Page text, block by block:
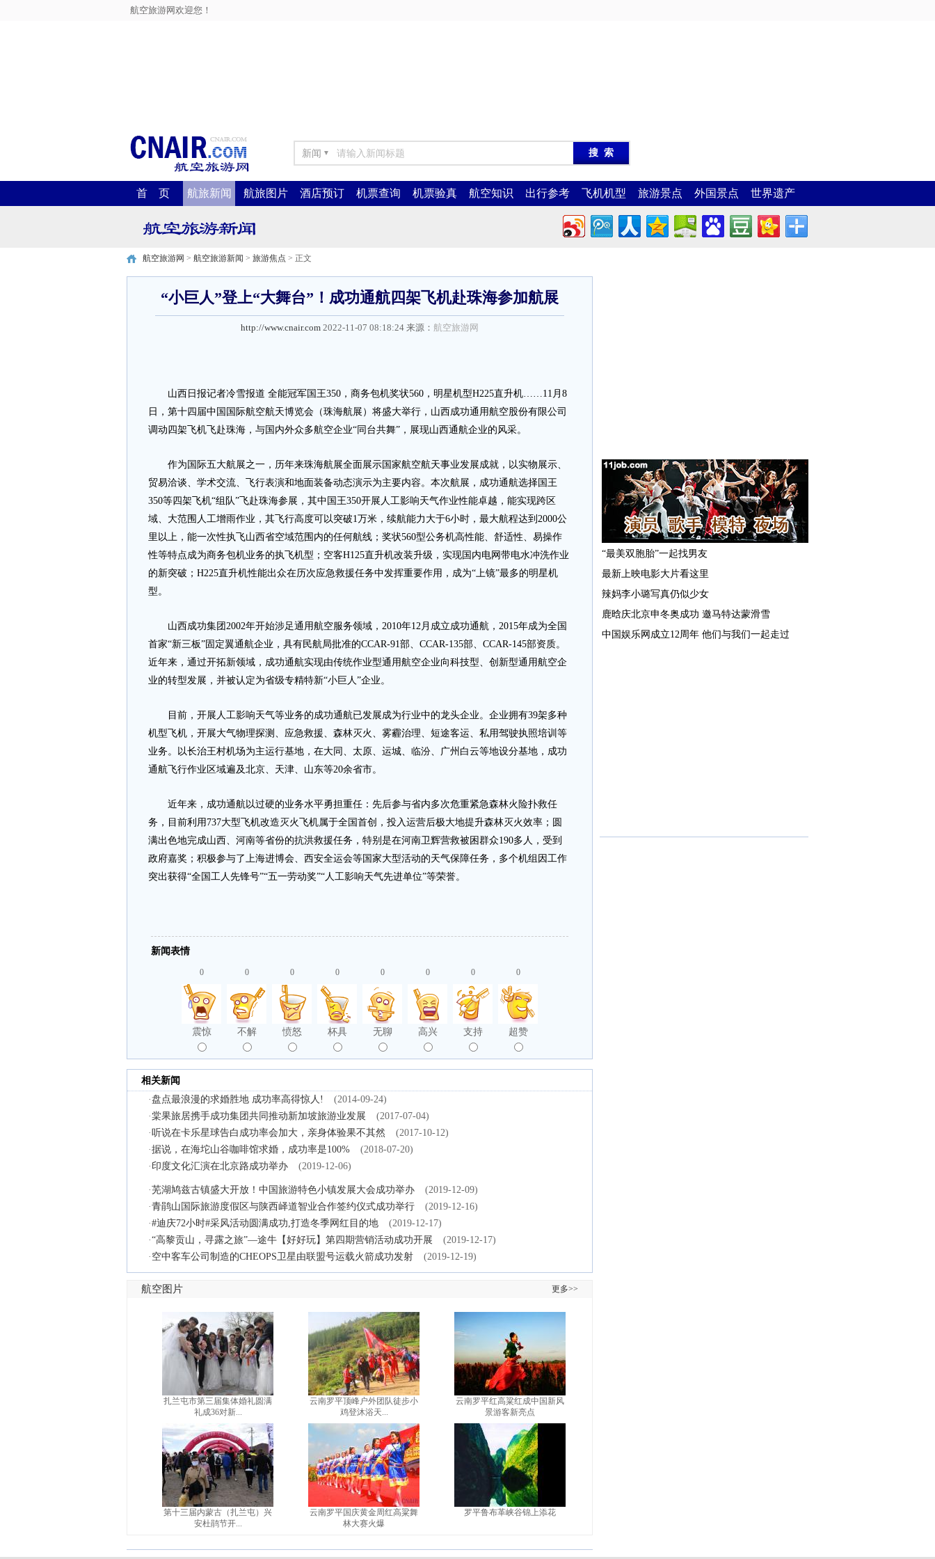
航空旅游网欢迎您！
新闻 ▼
首 页 航旅新闻 航旅图片 酒店预订 机票查询 机票验真 航空知识 出行参考 飞机机型 旅游景点 外国景点 世界遗产
航空旅游网 > 航空旅游新闻 > 旅游焦点 > 正文
“小巨人”登上“大舞台”！成功通航四架飞机赴珠海参加航展
http://www.cnair.com 2022-11-07 08:18:24 来源： 航空旅游网
山西日报记者冷雪报道 全能冠军国王350，商务包机奖状560，明星机型H225直升机……11月8
日，第十四届中国国际航空航天博览会（珠海航展）将盛大举行，山西成功通用航空股份有限公司
调动四架飞机飞赴珠海，与国内外众多航空企业“同台共舞”，展现山西通航企业的风采。
作为国际五大航展之一，历年来珠海航展全面展示国家航空航天事业发展成就，以实物展示、
贸易洽谈、学术交流、飞行表演和地面装备动态演示为主要内容。本次航展，成功通航选择国王
350等四架飞机“组队”飞赴珠海参展，其中国王350开展人工影响天气作业性能卓越，能实现跨区
域、大范围人工增雨作业，其飞行高度可以突破1万米，续航能力大于6小时，最大航程达到2000公
里以上，能一次性执飞山西省空域范围内的任何航线；奖状560型公务机高性能、舒适性、易操作
性等特点成为商务包机业务的执飞机型；空客H125直升机改装升级，实现国内电网带电水冲洗作业
的新突破；H225直升机性能出众在历次应急救援任务中发挥重要作用，成为“上镜”最多的明星机
型。
山西成功集团2002年开始涉足通用航空服务领域，2010年12月成立成功通航，2015年成为全国
首家“新三板”固定翼通航企业，具有民航局批准的CCAR-91部、CCAR-135部、CCAR-145部资质。
近年来，通过开拓新领域，成功通航实现由传统作业型通用航空企业向科技型、创新型通用航空企
业的转型发展，并被认定为省级专精特新“小巨人”企业。
目前，开展人工影响天气等业务的成功通航已发展成为行业中的龙头企业。企业拥有39架多种
机型飞机，开展大气物理探测、应急救援、森林灭火、雾霾治理、短途客运、私用驾驶执照培训等
业务。以长治王村机场为主运行基地，在大同、太原、运城、临汾、广州白云等地设分基地，成功
通航飞行作业区域遍及北京、天津、山东等20余省市。
近年来，成功通航以过硬的业务水平勇担重任：先后参与省内多次危重紧急森林火险扑救任
务，目前利用737大型飞机改造灭火飞机属于全国首创，投入运营后极大地提升森林灭火效率；圆
满出色地完成山西、河南等省份的抗洪救援任务，特别是在河南卫辉营救被困群众190多人，受到
政府嘉奖；积极参与了上海进博会、西安全运会等国家大型活动的天气保障任务，多个机组因工作
突出获得“全国工人先锋号”“五一劳动奖”“人工影响天气先进单位”等荣誉。
新闻表情
0
震惊
0
不解
0
愤怒
0
杯具
0
无聊
0
高兴
0
支持
0
超赞
相关新闻
·盘点最浪漫的求婚胜地 成功率高得惊人​!
(2014-09-24)
·棠果旅居携手成功集团共同推动新加坡旅游业发展
(2017-07-04)
·听说在卡乐星球告白成功率会加大，亲身体验果不其然
(2017-10-12)
·据说，在海坨山谷咖啡馆求婚，成功率是100%
(2018-07-20)
· 印度文化汇演在北京路成功举办 (2019-12-06)
·芜湖鸠兹古镇盛大开放！中国旅游特色小镇发展大会成功举办
(2019-12-09)
·青鹃山国际旅游度假区与陕西峄道智业合作签约仪式成功举行
(2019-12-16)
·#迪庆72小时#采风活动圆满成功,打造冬季网红目的地
(2019-12-17)
·“高黎贡山，寻露之旅”—途牛【好好玩】第四期营销活动成功开展
(2019-12-17)
· 空中客车公司制造的CHEOPS卫星由联盟号运载火箭成功发射 (2019-12-19)
航空图片 更多>>
扎兰屯市第三届集体婚礼圆满
礼成36对新...
第十三届内蒙古（扎兰屯）兴
安杜鹃节开...
云南罗平顶峰户外团队徒步小
鸡登沐浴天...
云南罗平国庆黄金周红高粱舞
林大赛火爆
云南罗平红高粱红成中国新风
景游客新亮点
罗平鲁布革峡谷锦上添花